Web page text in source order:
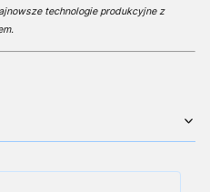
technologie produkcyjne z